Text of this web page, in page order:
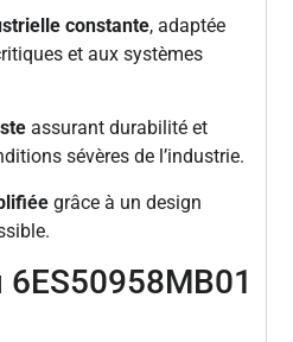
constante, adaptée
et aux systèmes
assurant durabilité et
sévères de l’industrie.
grâce à un design